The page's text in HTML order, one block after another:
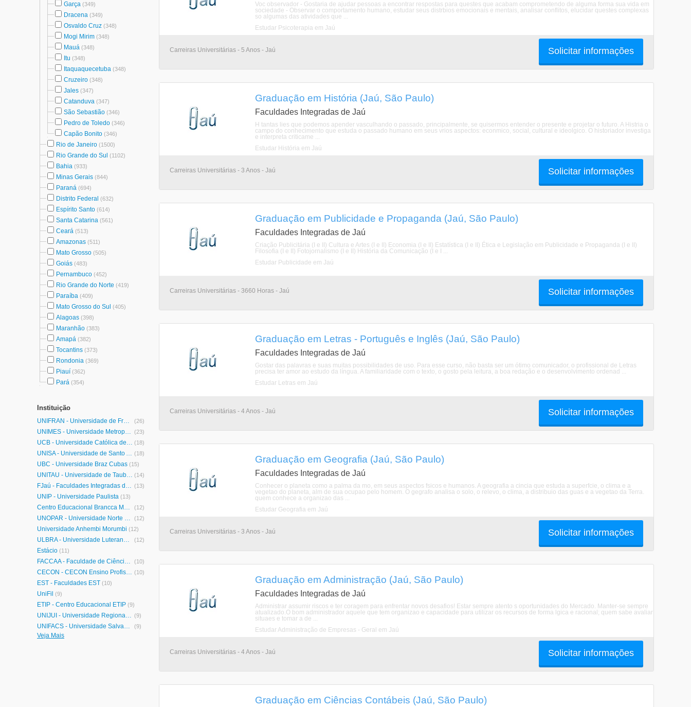
Garça (349)
Dracena (349)
Osvaldo Cruz (348)
Mogi Mirim (348)
Mauá (348)
Itu (348)
Itaquaquecetuba (348)
Cruzeiro (348)
Jales (347)
Catanduva (347)
São Sebastião (346)
Pedro de Toledo (346)
Capão Bonito (346)
Rio de Janeiro (1500)
Rio Grande do Sul (1102)
Bahia (933)
Minas Gerais (844)
Paraná (694)
Distrito Federal (632)
Espírito Santo (614)
Santa Catarina (561)
Ceará (513)
Amazonas (511)
Mato Grosso (505)
Goiás (483)
Pernambuco (452)
Rio Grande do Norte (419)
Paraíba (409)
Mato Grosso do Sul (405)
Alagoas (398)
Maranhão (383)
Amapá (382)
Tocantins (373)
Rondonia (369)
Piauí (362)
Pará (354)
Instituição
UNIFRAN - Universidade de Franca (26)
UNIMES - Universidade Metropolitana de Santos (23)
UCB - Universidade Católica de Brasília (18)
UNISA - Universidade de Santo Amaro (18)
UBC - Universidade Braz Cubas (15)
UNITAU - Universidade de Taubaté (14)
FJaú - Faculdades Integradas de Jaú (13)
UNIP - Universidade Paulista (13)
Centro Educacional Brancca Maria (12)
UNOPAR - Universidade Norte do Paraná (12)
Universidade Anhembi Morumbi (12)
ULBRA - Universidade Luterana do Brasil (12)
Estácio (11)
FACCAA - Faculdade de Ciências Contábeis e Administrativas de Avaré (10)
CECON - CECON Ensino Profissional (10)
EST - Faculdades EST (10)
UniFil (9)
ETIP - Centro Educacional ETIP (9)
UNIJUÍ - Universidade Regional do Noroeste do Estado do Rio Grande do Sul (9)
UNIFACS - Universidade Salvador (9)
Veja Mais
Voc observador - Gostaria de ajudar pessoas a encontrar respostas para questes que acabam comprometendo de alguma forma sua vida em
sociedade - Observar o comportamento humano, estudar seus distrbios emocionais e mentais, analisar conflitos, elucidar questes complexas
so algumas das atividades que ...
Estudar Psicoterapia em Jaú
Carreiras Universitárias - 5 Anos - Jaú Solicitar informações
Graduação em História (Jaú, São Paulo)
Faculdades Integradas de Jaú
H tantas lies que podemos apender vasculhando o passado, principalmente, se quisermos entender o presente e projetar o futuro. A Histria o
campo do conhecimento que estuda o passado humano em seus vrios aspectos: econmico, social, cultural e ideolgico. O historiador investiga
e interpreta criticame ...
Estudar História em Jaú
Carreiras Universitárias - 3 Anos - Jaú Solicitar informações
Graduação em Publicidade e Propaganda (Jaú, São Paulo)
Faculdades Integradas de Jaú
Criação Publicitária (I e II) Cultura e Artes (I e II) Economia (I e II) Estatística (I e II) Ética e Legislação em Publicidade e Propaganda (I e II)
Filosofia (I e II) Fotojornalismo (I e II) História da Comunicação (I e I ...
Estudar Publicidade em Jaú
Carreiras Universitárias - 3660 Horas - Jaú Solicitar informações
Graduação em Letras - Português e Inglês (Jaú, São Paulo)
Faculdades Integradas de Jaú
Gostar das palavras e suas muitas possibilidades de uso. Para esse curso, não basta ser um ótimo comunicador, o profissional de Letras
precisa ter amor ao estudo da língua. A familiaridade com o texto, o gosto pela leitura, a boa redação e o desenvolvimento ordenad ...
Estudar Letras em Jaú
Carreiras Universitárias - 4 Anos - Jaú Solicitar informações
Graduação em Geografia (Jaú, São Paulo)
Faculdades Integradas de Jaú
Conhecer o planeta como a palma da mo, em seus aspectos fsicos e humanos. A geografia a cincia que estuda a superfcie, o clima e a
vegetao do planeta, alm de sua ocupao pelo homem. O gegrafo analisa o solo, o relevo, o clima, a distribuio das guas e a vegetao da Terra.
quem conhece a organizao das ...
Estudar Geografia em Jaú
Carreiras Universitárias - 3 Anos - Jaú Solicitar informações
Graduação em Administração (Jaú, São Paulo)
Faculdades Integradas de Jaú
Administrar assumir riscos e ter coragem para enfrentar novos desafios! Estar sempre atento s oportunidades do Mercado. Manter-se sempre
atualizado.O bom administrador aquele que tem organizao e capacidade para utilizar os recursos de forma lgica e racional; quem sabe avaliar
situaes e tomar a de ...
Estudar Administração de Empresas - Geral em Jaú
Carreiras Universitárias - 4 Anos - Jaú Solicitar informações
Graduação em Ciências Contábeis (Jaú, São Paulo)